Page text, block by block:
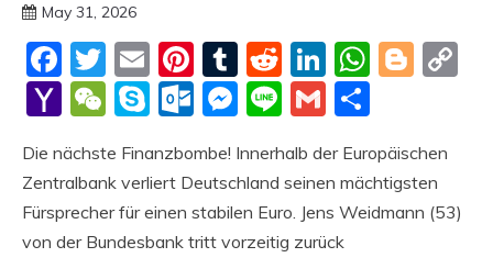
May 31, 2026
Facebook
Twitter
EmailPinterest
Tumblr
Reddit
LinkedIn
Yahoo
WeChat
SkypeOutlook.com
Messenger
LineGmail
Die nächste Finanzbombe! Innerhalb der Europäischen
Zentralbank verliert Deutschland seinen mächtigsten
Fürsprecher für einen stabilen Euro. Jens Weidmann (53)
von der Bundesbank tritt vorzeitig zurück